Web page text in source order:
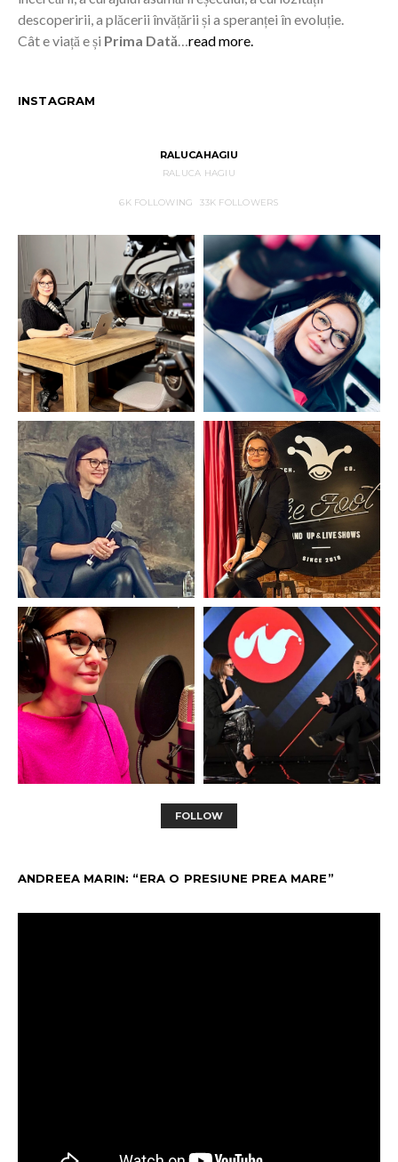
descoperirii, a plăcerii învățării și a speranței în evoluție.
Cât e viață e și Prima Dată…read more.
INSTAGRAM
RALUCAHAGIU
RALUCA HAGIU
6KFOLLOWING 33K FOLLOWERS
FOLLOW
ANDREEA MARIN: “ERA O PRESIUNE PREA MARE”